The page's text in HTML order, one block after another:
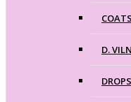
COATS
D.